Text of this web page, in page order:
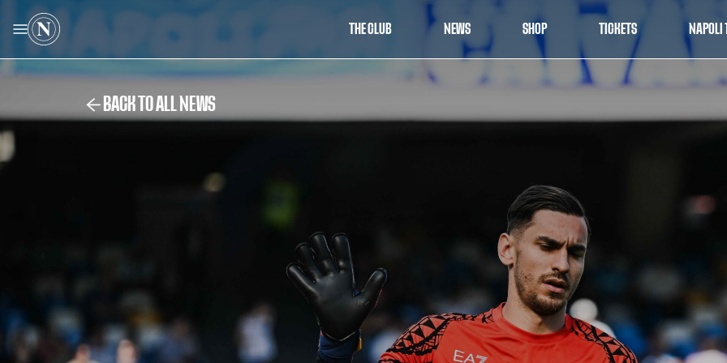
THE CLUB NEWS SHOP TICKETS NAPOLI
BACK TO ALL NEWS